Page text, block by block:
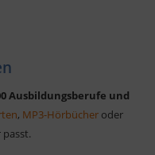
Ausbildungsberufe und
, MP3-Hörbücher oder